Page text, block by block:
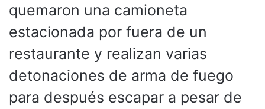
quemaron una camioneta
estacionada por fuera de un
restaurante y realizan varias
detonaciones de arma de fuego
para después escapar a pesar de